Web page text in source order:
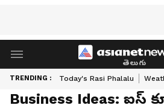
తెలుగు
TRENDING : Today's Rasi Phalalu
Business Ideas: ఐస్